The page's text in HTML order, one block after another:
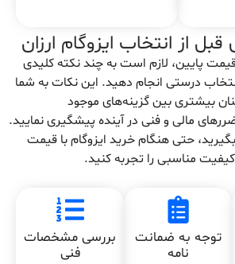
قیمت پایین، لازم است به چند نکته کلیدی
درستی انجام دهید. این نکات به شما
بیشتری بین گزینه‌های موجود
مالی و فنی در آینده پیشگیری نمایید.
بگیرید، حتی هنگام خرید ایزوگام با قیمت
مناسبی را تجربه کنید.
توجه به ضمانت
نامه
بررسی مشخصات
فنی